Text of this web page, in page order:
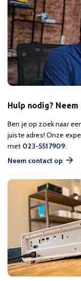
Hulp nodig?
Ben je op zoek naar
juiste adres! Onze
met 023-5517909.
Neem contact op